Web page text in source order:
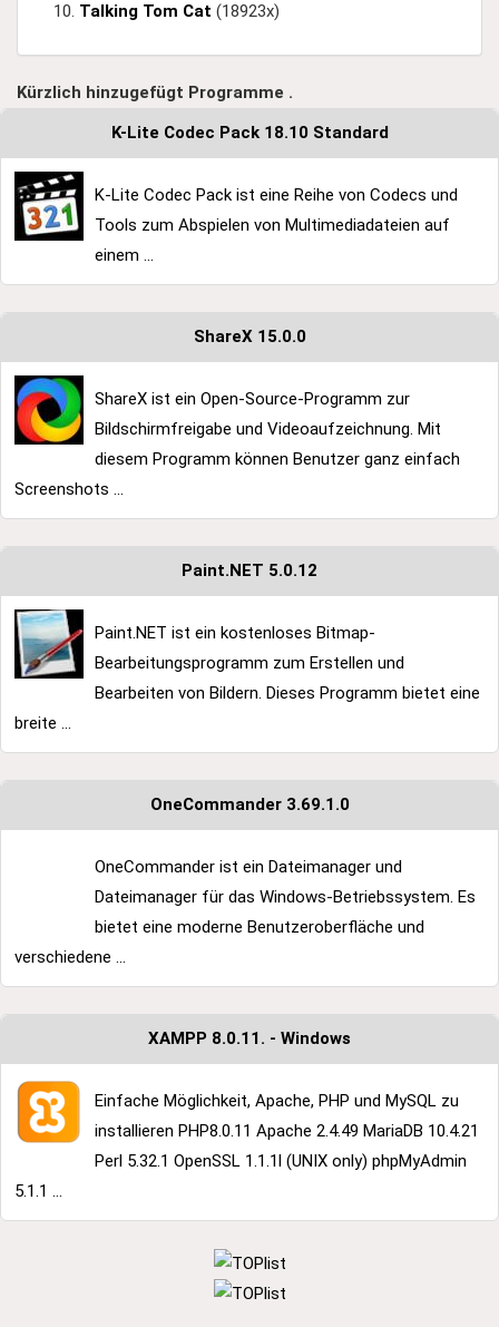
Talking Tom Cat (18923x)
Kürzlich hinzugefügt Programme .
K-Lite Codec Pack 18.10 Standard
K-Lite Codec Pack ist eine Reihe von Codecs und
Tools zum Abspielen von Multimediadateien auf
einem ...
ShareX 15.0.0
ShareX ist ein Open-Source-Programm zur
Bildschirmfreigabe und Videoaufzeichnung. Mit
diesem Programm können Benutzer ganz einfach
Screenshots ...
Paint.NET 5.0.12
Paint.NET ist ein kostenloses Bitmap-
Bearbeitungsprogramm zum Erstellen und
Bearbeiten von Bildern. Dieses Programm bietet eine
breite ...
OneCommander 3.69.1.0
OneCommander ist ein Dateimanager und
Dateimanager für das Windows-Betriebssystem. Es
bietet eine moderne Benutzeroberfläche und
verschiedene ...
XAMPP 8.0.11. - Windows
Einfache Möglichkeit, Apache, PHP und MySQL zu
installieren PHP8.0.11 Apache 2.4.49 MariaDB 10.4.21
Perl 5.32.1 OpenSSL 1.1.1l (UNIX only) phpMyAdmin
5.1.1 ...